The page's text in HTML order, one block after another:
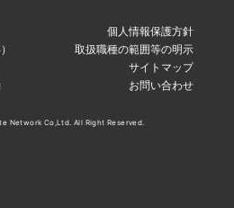
個人情報保護方針
取扱職種の範囲等の明示
サイトマップ
お問い合わせ
Network Co,Ltd. All Right Reserved.